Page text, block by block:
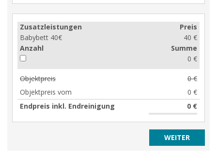
Zusatzleistungen
Babybett 40€
Preis
40 €
Anzahl
Summe
0 €
Objektpreis
0 €
Objektpreis vom
0 €
Endpreis inkl. Endreinigung
0 €